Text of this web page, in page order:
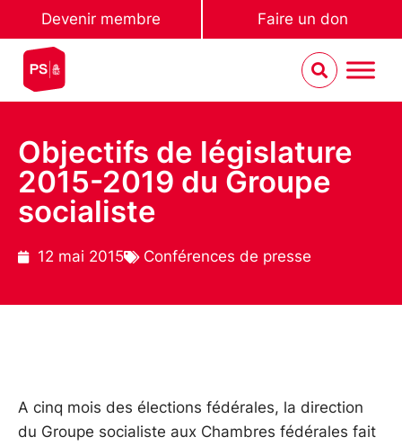
Devenir membre Faire un don
Objectifs de législature
2015-2019 du Groupe
socialiste
12 mai 2015 Conférences de presse
A cinq mois des élections fédérales, la direction
du Groupe socialiste aux Chambres fédérales fait